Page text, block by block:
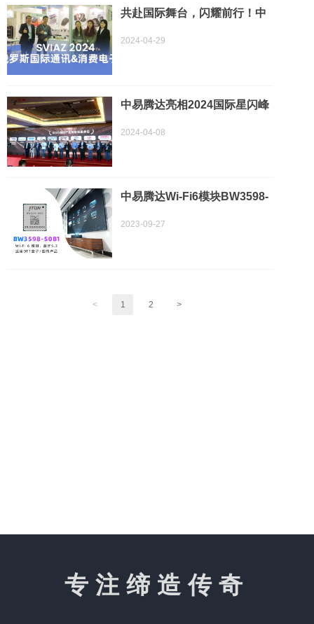
共赴国际舞台，闪耀前行！中
俄罗斯国际通讯与消费电子展
2024-04-29
中易腾达亮相2024国际星闪峰
献先进单位殊荣！
2024-04-08
​中易腾达Wi-Fi6模块BW3598-
显、OTT盒子等多媒体设备
2023-09-27
< 1 2 >
专注缔造传奇